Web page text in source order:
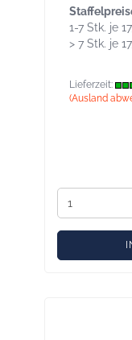
1-7 Stk. je
> 7 Stk. je
Lieferzeit:
(Ausland